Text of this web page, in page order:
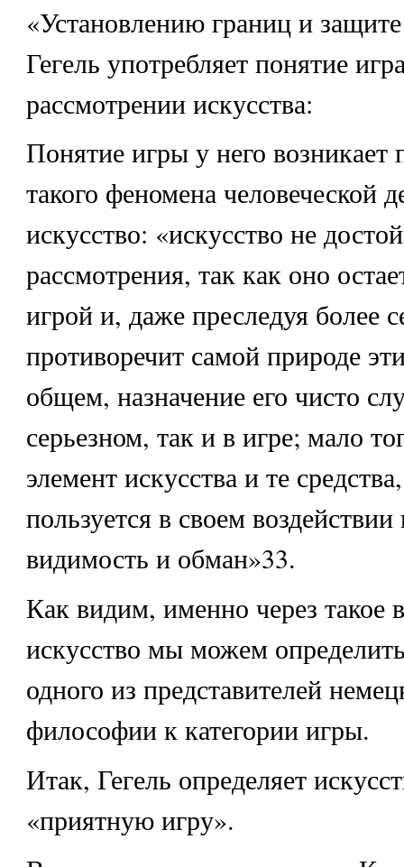
«Установлению границ и
Гегель употребляет понятие
рассмотрении искусства:
Понятие игры у него возникает
такого феномена человеческой
искусство: «искусство не
рассмотрения, так как оно
игрой и, даже преследуя более
противоречит самой природе
общем, назначение его чисто
серьезном, так и в игре; мало
элемент искусства и те
пользуется в своем
видимость и обман»33.
Как видим, именно через такое
искусство мы можем
одного из представителей
философии к категории игры.
Итак, Гегель определяет
«приятную игру».